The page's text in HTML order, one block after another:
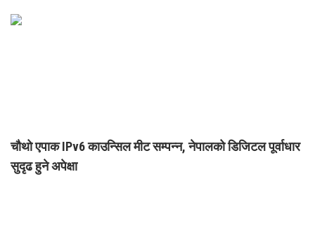
चौथो एपाक IPv6 काउन्सिल मीट सम्पन्न, नेपालको डिजिटल पूर्वाधार
सुदृढ हुने अपेक्षा